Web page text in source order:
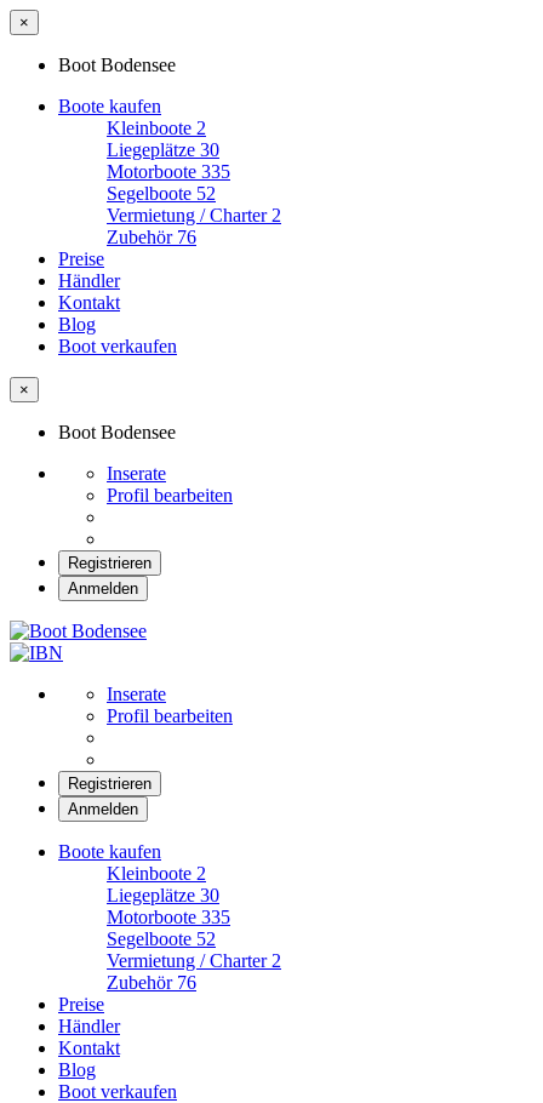
×
Boot Bodensee
Boote kaufen
Kleinboote 2
Liegeplätze 30
Motorboote 335
Segelboote 52
Vermietung / Charter 2
Zubehör 76
Preise
Händler
Kontakt
Blog
Boot verkaufen
×
Boot Bodensee
Inserate
Profil bearbeiten
Registrieren
Anmelden
Inserate
Profil bearbeiten
Registrieren
Anmelden
Boote kaufen
Kleinboote 2
Liegeplätze 30
Motorboote 335
Segelboote 52
Vermietung / Charter 2
Zubehör 76
Preise
Händler
Kontakt
Blog
Boot verkaufen